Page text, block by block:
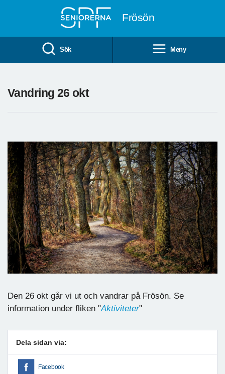
Frösön
Sök Meny
Vandring 26 okt
Den 26 okt går vi ut och vandrar på Frösön. Se
information under fliken "Aktiviteter"
Dela sidan via:
Facebook